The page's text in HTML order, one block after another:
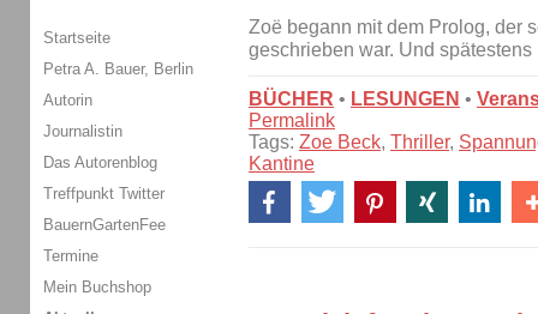
Zoë begann mit dem Prolog, der
geschrieben war. Und
BÜCHER • LESUNGEN •
Permalink
Tags: Zoe Beck, Thriller,
Kantine
Startseite
Petra A. Bauer, Berlin
Autorin
Journalistin
Das Autorenblog
Treffpunkt Twitter
BauernGartenFee
Termine
Mein Buchshop